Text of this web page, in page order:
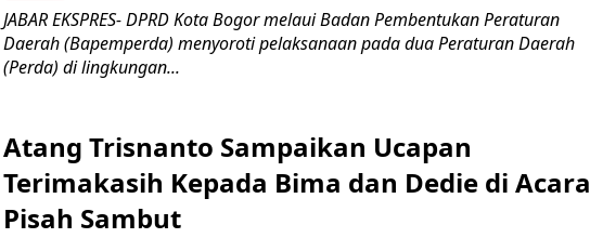
JABAR EKSPRES- DPRD Kota Bogor melaui Badan Pembentukan Peraturan
Daerah (Bapemperda) menyoroti pelaksanaan pada dua Peraturan Daerah
(Perda) di lingkungan...
Atang Trisnanto Sampaikan Ucapan
Terimakasih Kepada Bima dan Dedie di Acara
Pisah Sambut